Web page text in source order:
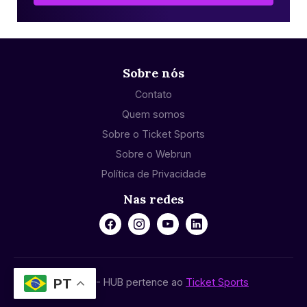
Sobre nós
Contato
Quem somos
Sobre o Ticket Sports
Sobre o Webrun
Política de Privacidade
Nas redes
© 2024 - HUB pertence ao Ticket Sports
PT